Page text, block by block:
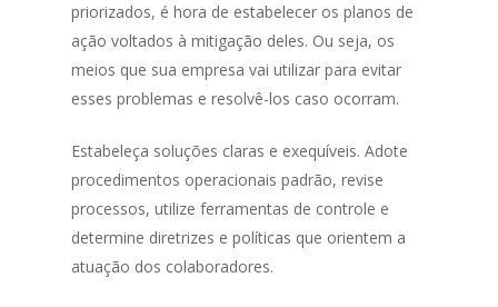
priorizados, é hora de estabelecer os planos de
ação voltados à mitigação deles. Ou seja, os
meios que sua empresa vai utilizar para evitar
esses problemas e resolvê-los caso ocorram.
Estabeleça soluções claras e exequíveis. Adote
procedimentos operacionais padrão, revise
processos, utilize ferramentas de controle e
determine diretrizes e políticas que orientem a
atuação dos colaboradores.